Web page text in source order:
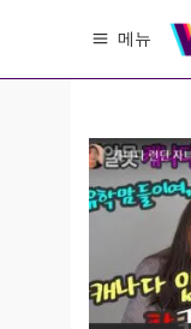
메뉴